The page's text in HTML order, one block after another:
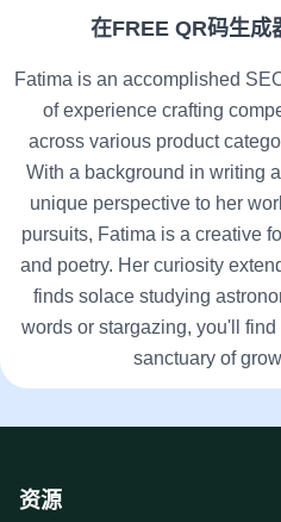
在FREE QR码生成
Fatima is an accomplished
of experience crafting
across various product
With a background in writing
unique perspective to her
pursuits, Fatima is a creative
and poetry. Her curiosity
finds solace studying
words or stargazing, you'll
sanctuary of
资源